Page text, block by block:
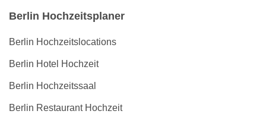
Berlin Hochzeitsplaner
Berlin Hochzeitslocations
Berlin Hotel Hochzeit
Berlin Hochzeitssaal
Berlin Restaurant Hochzeit